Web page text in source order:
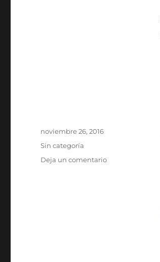
Publicado
el
noviembre 26, 2016
Categorías
Sin categoría
Deja un comentarioen